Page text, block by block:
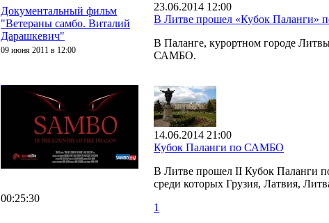
Документальный фильм
"Ветераны самбо. Виталий
Дарашкевич"
09 июня 2011 в 12:00
00:25:30
23.06.2014 12:00
В Литве прошел «Кубок
В Паланге, курортном городе
САМБО.
14.06.2014 21:00
Кубок Паланги по САМБО
В Литве прошел II Кубок Паланги
среди которых Грузия, Латвия,
1